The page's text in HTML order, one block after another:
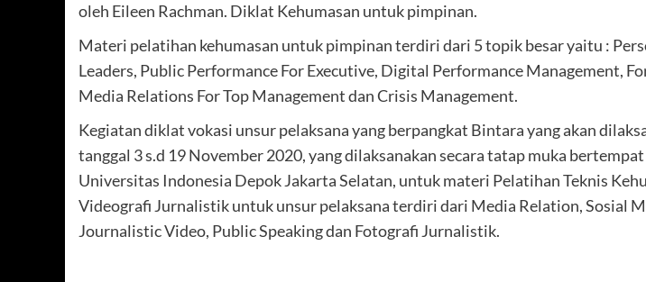
oleh Eileen Rachman. Diklat Kehumasan untuk pimpinan.
Materi pelatihan kehumasan untuk pimpinan terdiri dari 5 topik besar yaitu :
Leaders, Public Performance For Executive, Digital Performance Management,
Media Relations For Top Management dan Crisis Management.
Kegiatan diklat vokasi unsur pelaksana yang berpangkat Bintara yang akan
tanggal 3 s.d 19 November 2020, yang dilaksanakan secara tatap muka
Universitas Indonesia Depok Jakarta Selatan, untuk materi Pelatihan Teknis
Videografi Jurnalistik untuk unsur pelaksana terdiri dari Media Relation, Sosial
Journalistic Video, Public Speaking dan Fotografi Jurnalistik.